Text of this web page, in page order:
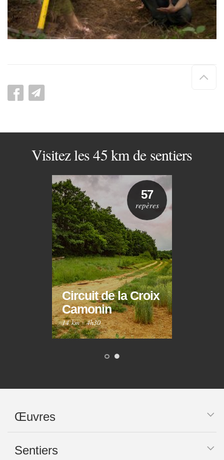
de
Visitez les 45 km de sentiers
Circuit de la Croix
Camonin
14 km·4h30
57
repères
Œuvres
Sentiers